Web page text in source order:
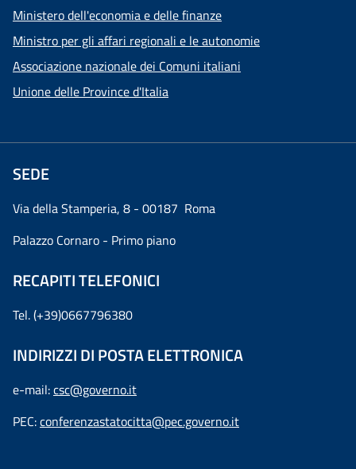
Ministero dell'economia e delle finanze
Ministro per gli affari regionali e le autonomie
Associazione nazionale dei Comuni italiani
Unione delle Province d'Italia
SEDE
Via della Stamperia, 8 - 00187 Roma
Palazzo Cornaro - Primo piano
RECAPITI TELEFONICI
Tel. (+39)0667796380
INDIRIZZI DI POSTA ELETTRONICA
e-mail:csc@governo.it
PEC:conferenzastatocitta@pec.governo.it